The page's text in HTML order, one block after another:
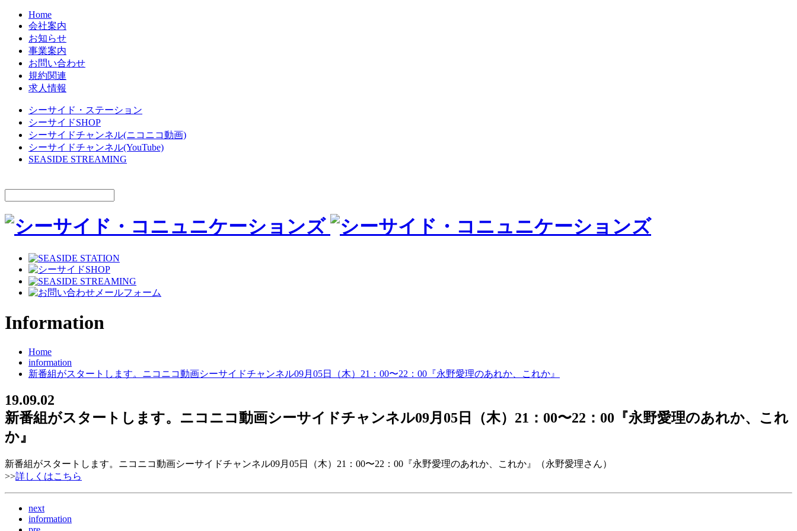
Home
会社案内
お知らせ
事業案内
お問い合わせ
規約関連
求人情報
シーサイド・ステーション
シーサイドSHOP
シーサイドチャンネル(ニコニコ動画)
シーサイドチャンネル(YouTube)
SEASIDE STREAMING
Information
Home
information
新番組がスタートします。ニコニコ動画シーサイドチャンネル09月05日（木）21：00〜22：00『永野愛理のあれか、これか』
19.09.02
新番組がスタートします。ニコニコ動画シーサイドチャンネル09月05日（木）21：00〜22：00『永野愛理のあれか、これ
か』
新番組がスタートします。ニコニコ動画シーサイドチャンネル09月05日（木）21：00〜22：00『永野愛理のあれか、これか』（永野愛理さん）
>>詳しくはこちら
next
information